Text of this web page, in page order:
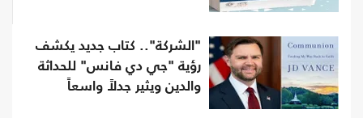
"الشركة".. كتاب جديد يكشف
رؤية "جي دي فانس" للحداثة
والدين ويثير جدلاً واسعاً